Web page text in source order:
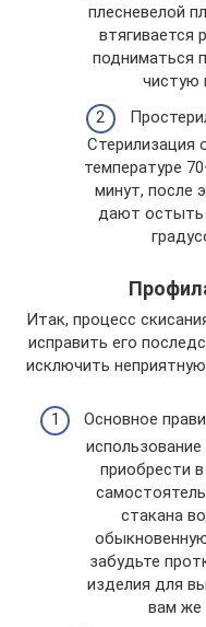
плесневелой
втягивается
подниматься
чистую
Стерилизация
температуре
минут, после
дают остыть
Итак, процесс
исправить его
исключить
Основное
приобрести
стакана
забудьте
изделия для
вам же